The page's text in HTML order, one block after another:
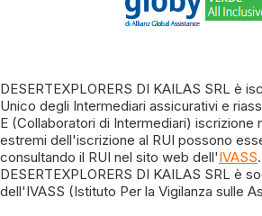
DESERTEXPLORERS DI KAILAS SRL è
Unico degli Intermediari assicurativi e
E (Collaboratori di Intermediari) iscrizione
estremi dell'iscrizione al RUI possono
consultando il RUI nel sito web dell'IVASS.
DESERTEXPLORERS DI KAILAS SRL è
dell'IVASS (Istituto Per la Vigilanza sulle